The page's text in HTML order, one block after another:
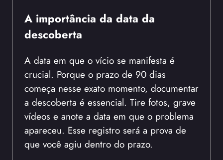
A importância da data da
descoberta
A data em que o vício se manifesta é
crucial. Porque o prazo de 90 dias
começa nesse exato momento, documentar
a descoberta é essencial. Tire fotos, grave
vídeos e anote a data em que o problema
apareceu. Esse registro será a prova de
que você agiu dentro do prazo.